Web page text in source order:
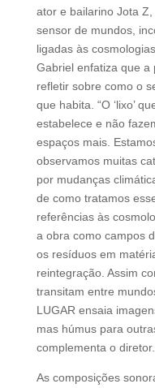
ator e bailarino Jota
sensor de mundos,
ligadas às
Gabriel enfatiza que a
refletir sobre como o
que habita. “O ‘lixo’
estabelece e não
espaços mais.
observamos muitas
por mudanças
de como tratamos
referências às
a obra como campos
os resíduos em
reintegração. Assim
transitam entre
LUGAR ensaia
mas húmus para
complementa o diretor.
As composições